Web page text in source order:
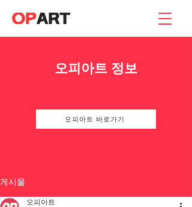
오피아트 정보
오피아트 바로가기
게시물
오피아트